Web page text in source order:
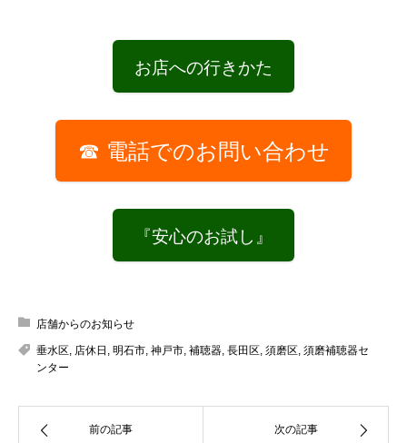
お店への行きかた
☎ 電話でのお問い合わせ
『安心のお試し』
店舗からのお知らせ
垂水区, 店休日 , 明石市, 神戸市, 補聴器, 長田区, 須磨区, 須磨補聴器セ
ンター
前の記事 次の記事